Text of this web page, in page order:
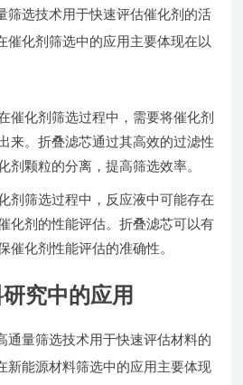
筛选技术用于快速评估催化剂的活
催化剂筛选中的应用主要体现在以
催化剂筛选过程中，需要将催化剂
来。折叠滤芯通过其高效的过滤性
剂颗粒的分离，提高筛选效率。
剂筛选过程中，反应液中可能存在
化剂的性能评估。折叠滤芯可以有
催化剂性能评估的准确性。
究中的应用
通量筛选技术用于快速评估材料的
新能源材料筛选中的应用主要体现